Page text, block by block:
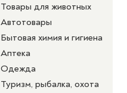
Товары для животных
Автотовары
Бытовая химия и гигиена
Аптека
Одежда
Туризм, рыбалка, охота